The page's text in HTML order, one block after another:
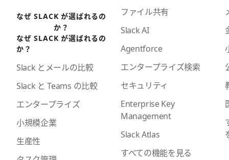
なぜ SLACK が選ばれるの
か？
なぜ SLACK が選ばれるの
か？
Slack とメールの比較
Slack と Teams の比較
エンタープライズ
小規模企業
生産性
ファイル共有
Slack AI
Agentforce
エンタープライズ検索
セキュリティ
Enterprise Key
Management
Slack Atlas
すべての機能を見る